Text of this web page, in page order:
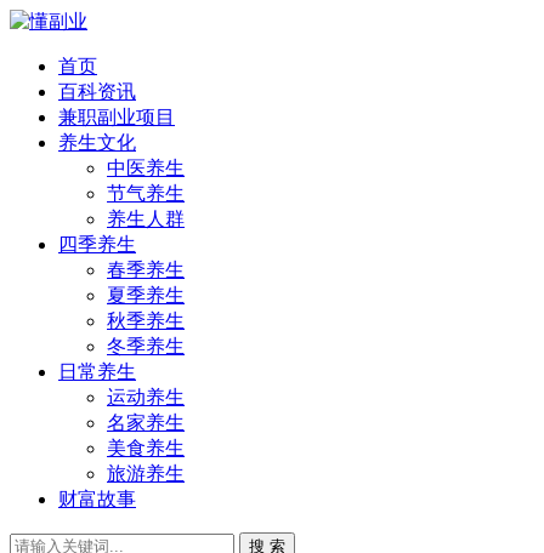
首页
百科资讯
兼职副业项目
养生文化
中医养生
节气养生
养生人群
四季养生
春季养生
夏季养生
秋季养生
冬季养生
日常养生
运动养生
名家养生
美食养生
旅游养生
财富故事
搜 索